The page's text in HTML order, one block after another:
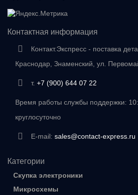
Контактная информация
Контакт.Экспресс - поставка
Краснодар, Знаменский, ул.
т. +7 (900) 644 07 22
Время работы службы поддержки:
круглосуточно
E-mail: sales@contact-express.ru
Категории
Скупка электроники
Микросхемы